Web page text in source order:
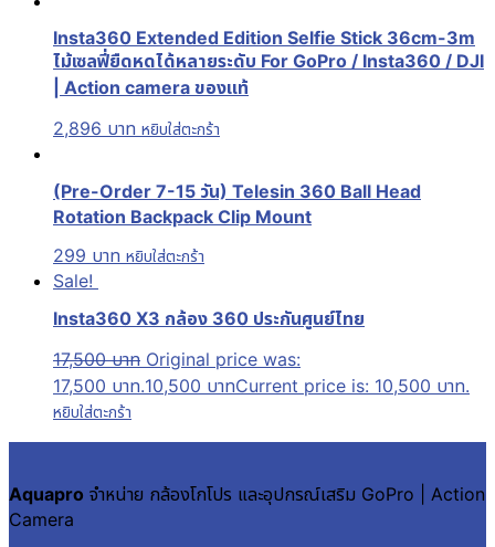
Insta360 Extended Edition Selfie Stick 36cm-3m
ไม้เซลฟี่ยืดหดได้หลายระดับ For GoPro / Insta360 / DJI
| Action camera ของแท้
2,896 บาท หยิบใส่ตะกร้า
(Pre-Order 7-15 วัน) Telesin 360 Ball Head
Rotation Backpack Clip Mount
299 บาท หยิบใส่ตะกร้า
Sale!
Insta360 X3 กล้อง 360 ประกันศูนย์ไทย
17,500บาท Original price was:
17,500 บาท.10,500 บาทCurrent price is: 10,500 บาท.
หยิบใส่ตะกร้า
Aquapro จำหน่าย กล้องโกโปร และอุปกรณ์เสริม GoPro | Action
Camera